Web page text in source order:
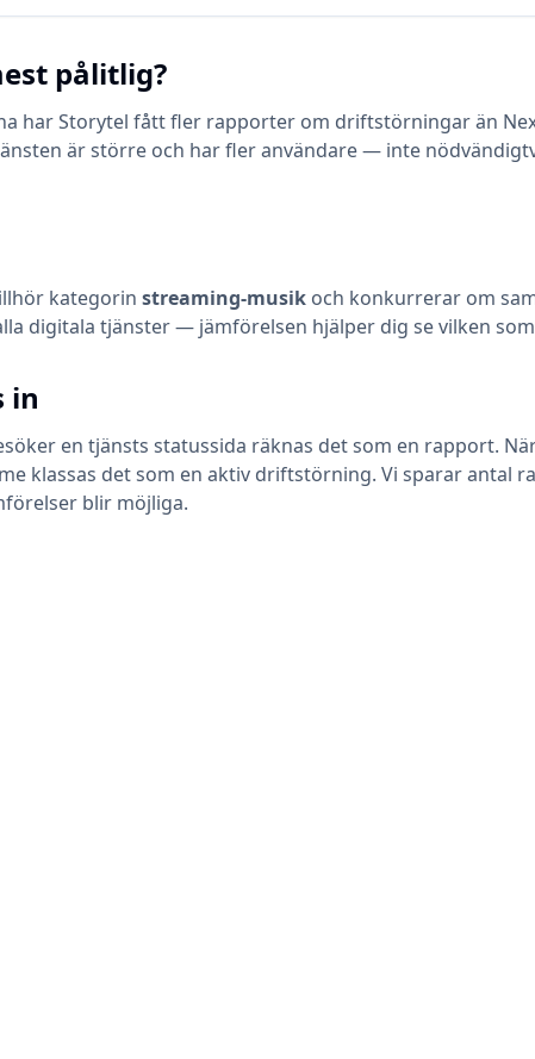
pålitlig?
har Storytel fått fler rapporter om driftstörningar än
är större och har fler användare — inte
kategorin streaming-musik och konkurrerar om
digitala tjänster — jämförelsen hjälper dig se vilken
in
en tjänsts statussida räknas det som en rapport.
klassas det som en aktiv driftstörning. Vi sparar antal
blir möjliga.